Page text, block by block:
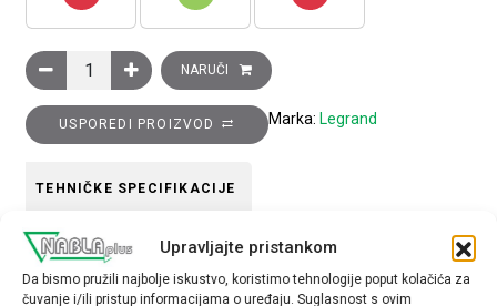
Upravljajte pristankom
Da bismo pružili najbolje iskustvo, koristimo tehnologije poput kolačića za
čuvanje i/ili pristup informacijama o uređaju. Suglasnost s ovim
EvoLine zidni komunikacijski ormar 20U, 982x600x600 mm
NARUČI
USPOREDI PROIZVOD Marka: Legrand
TEHNIČKE SPECIFIKACIJE
Način montaže
podžbukno